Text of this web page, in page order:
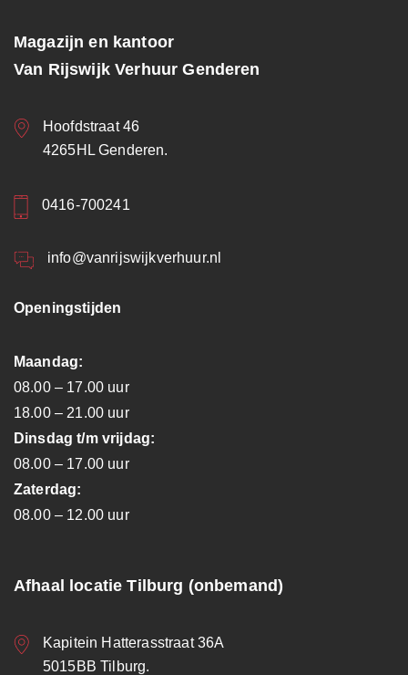
Magazijn en kantoor
Van Rijswijk Verhuur Genderen
Hoofdstraat 46
4265HL Genderen.
0416-700241
info@vanrijswijkverhuur.nl
Openingstijden
Maandag:
08.00 – 17.00 uur
18.00 – 21.00 uur
Dinsdag t/m vrijdag:
08.00 – 17.00 uur
Zaterdag:
08.00 – 12.00 uur
Afhaal locatie Tilburg (onbemand)
Kapitein Hatterasstraat 36A
5015BB Tilburg.